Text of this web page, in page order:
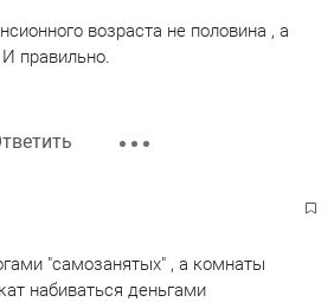
возраста не половина , а
правильно.
"самозанятых" , а комнаты
набиваться деньгами